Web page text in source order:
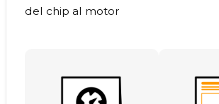
del chip al motor